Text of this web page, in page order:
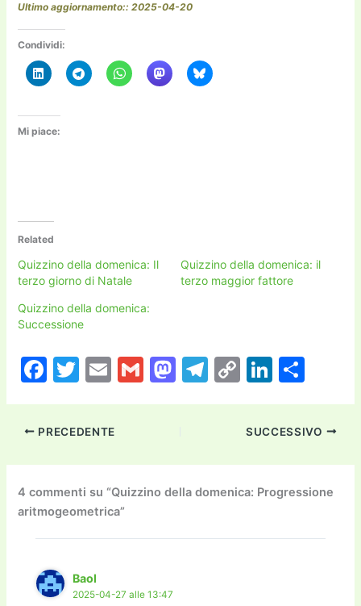
Ultimo aggiornamento:: 2025-04-20
Condividi:
Mi piace:
Related
Quizzino della domenica: Il
terzo giorno di Natale
Quizzino della domenica: il
terzo maggior fattore
Quizzino della domenica:
Successione
F
c
e
b
o
o
k
T
itt
er
E
ai
l
G
M
d
o
T
a
m
C
p
y
Li
n
Li
k
e
dI
n
n
di
vi
di
PRECEDENTE SUCCESSIVO
4 commenti su “Quizzino della domenica: Progressione
aritmogeometrica”
Baol
2025-04-27 alle 13:47